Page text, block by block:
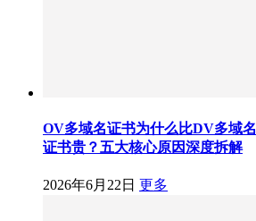
OV多域名证书为什么比DV多域名
证书贵？五大核心原因深度拆解
2026年6月22日 更多